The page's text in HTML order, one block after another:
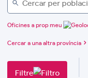
Oficines a prop meu
Cercar a una altra província
Filtre